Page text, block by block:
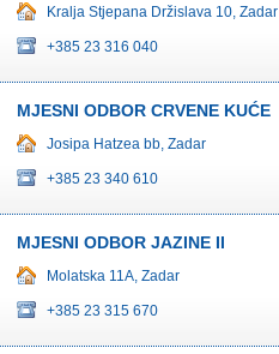
Kralja Stjepana Držislava 10, Zadar
+385 23 316 040
MJESNI ODBOR CRVENE KUĆE
Josipa Hatzea bb, Zadar
+385 23 340 610
MJESNI ODBOR JAZINE II
Molatska 11A, Zadar
+385 23 315 670